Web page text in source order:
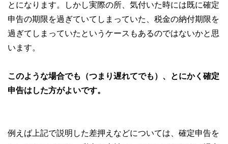
とになります。しかし実際の所、気付いた時には既に確定
申告の期限を過ぎていてしまっていた、税金の納付期限を
過ぎてしまっていたというケースもあるのではないかと思
います。
このような場合でも（つまり遅れてでも）、とにかく確定
申告はした方がよいです。
例えば上記で説明した差押えなどについては、確定申告を